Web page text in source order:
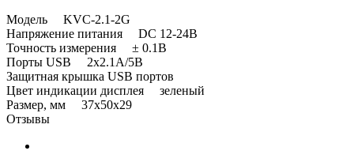
Модель KVC-2.1-2G
Напряжение питания DC 12-24В
Точность измерения ± 0.1B
Порты USB 2x2.1A/5В
Защитная крышка USB портов
Цвет индикации дисплея зеленый
Размер, мм 37x50x29
Отзывы